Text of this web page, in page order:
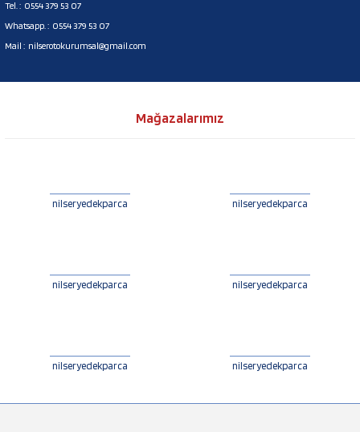
Tel. : 0554 379 53 07
Whatsapp. : 0554 379 53 07
Mail : nilserotokurumsal@gmail.com
Mağazalarımız
nilseryedekparca nilseryedekparca
nilseryedekparca nilseryedekparca
nilseryedekparca nilseryedekparca